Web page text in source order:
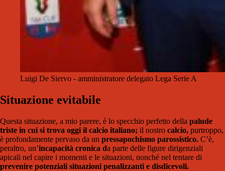
Luigi De Siervo - amministratore delegato Lega Serie A
Situazione evitabile
Questa situazione, a mio parere, è lo specchio perfetto della palude
triste in cui si trova oggi il calcio italiano; il nostro calcio, purtroppo,
è profondamente pervaso da un pressapochismo parossistico. C’è,
peraltro, un’incapacità cronica da parte delle figure dirigenziali
apicali nel capire i momenti e le situazioni, nonché nel tentare di
prevenire potenziali situazioni penalizzanti e disdicevoli.